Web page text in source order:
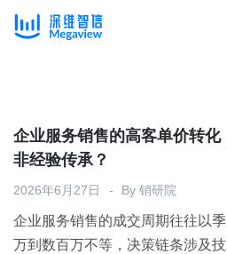
产品总览
产品集成
下载客户端
解决方案
按行业
客户案例
开放平台
企业服务销售的高客单价转
非经验传承？
2026年6月27日 By 销研院
企业服务销售的成交周期往往以
万到数百万不等，决策链条涉及